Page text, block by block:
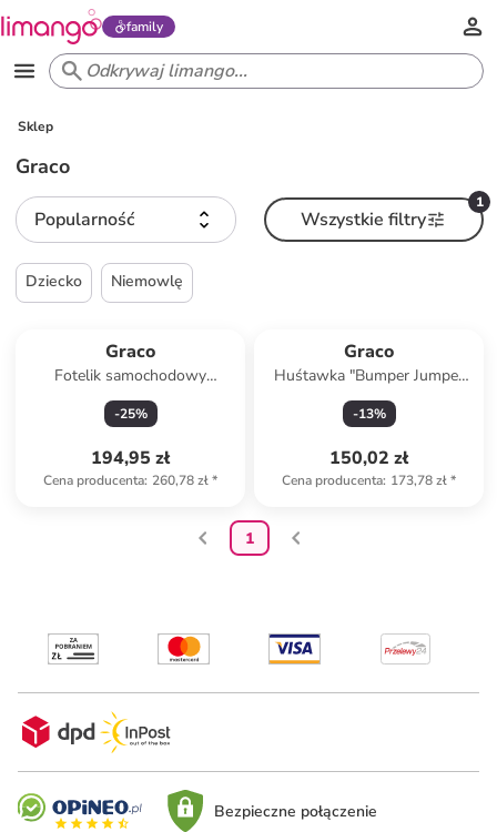
family
Sklep
Graco
Popularność
1
Wszystkie filtry
Dziecko Niemowlę
Graco
Fotelik samochodowy
"Booster Max R129" w
kolorze czarnym - grupa 3
-25%
194,95 zł
Cena producenta: 260,78 zł*
Graco
Huśtawka "Bumper Jumper
Up & Away" w kolorze białym
na drzwi
-13%
150,02 zł
Cena producenta: 173,78 zł*
1
Bezpieczne połączenie